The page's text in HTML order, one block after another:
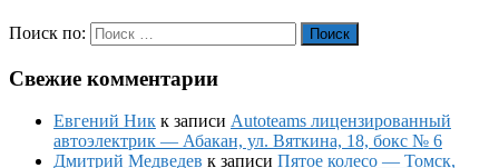
Поиск по: Поиск
Свежие комментарии
Евгений Ник к записи Autoteams лицензированный
автоэлектрик — Абакан, ул. Вяткина, 18, бокс № 6
Дмитрий Медведев к записи Пятое колесо — Томск,